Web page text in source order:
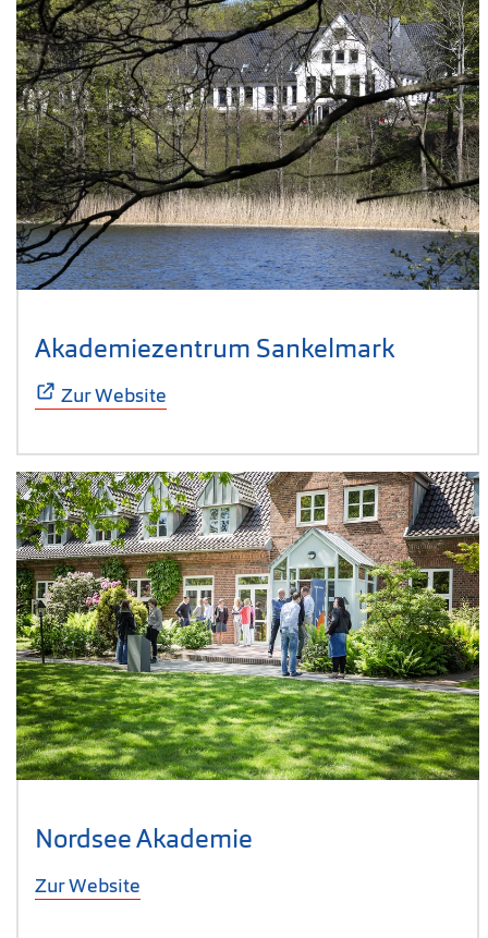
Akademiezentrum Sankelmark(Öffnet
Zur Website
Nordsee Akademie
Zur Website